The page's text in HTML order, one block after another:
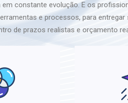
constante evolução. E os
e processos, para
de prazos realistas e orçamento